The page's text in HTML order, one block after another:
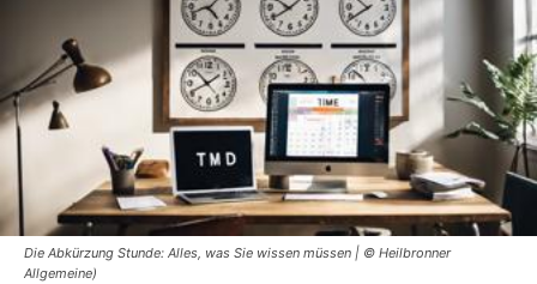
Die Abkürzung Stunde: Alles, was Sie wissen müssen | © Heilbronner
Allgemeine)